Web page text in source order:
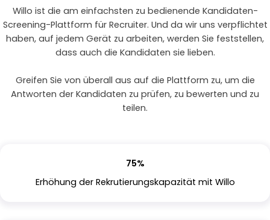
Willo ist die am einfachsten zu bedienende Kandidaten-
Screening-Plattform für Recruiter. Und da wir uns verpflichtet
haben, auf jedem Gerät zu arbeiten, werden Sie feststellen,
dass auch die Kandidaten sie lieben.
Greifen Sie von überall aus auf die Plattform zu, um die
Antworten der Kandidaten zu prüfen, zu bewerten und zu
teilen.
75%
Erhöhung der Rekrutierungskapazität mit Willo